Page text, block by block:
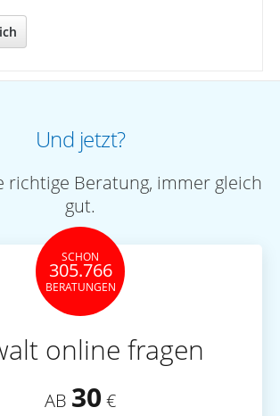
Und jetzt?
richtige Beratung, immer gleich
gut.
SCHON
305.766
BERATUNGEN
online fragen
AB 30 €